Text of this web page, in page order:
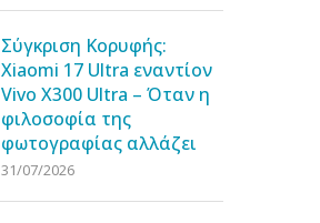
Σύγκριση Κορυφής:
Xiaomi 17 Ultra εναντίον
Vivo X300 Ultra – Όταν η
φιλοσοφία της
φωτογραφίας αλλάζει
31/07/2026